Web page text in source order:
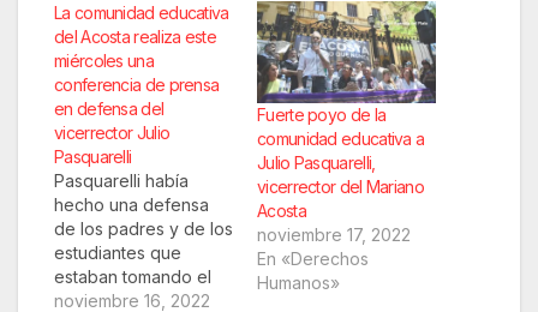
La comunidad educativa
del Acosta realiza este
miércoles una
conferencia de prensa
en defensa del
vicerrector Julio
Pasquarelli
Pasquarelli había
hecho una defensa
de los padres y de los
estudiantes que
estaban tomando el
colegio y Soledad
noviembre 16, 2022
Fuerte poyo de la
comunidad educativa a
Julio Pasquarelli,
vicerrector del Mariano
Acosta
noviembre 17, 2022
En «Derechos
Humanos»